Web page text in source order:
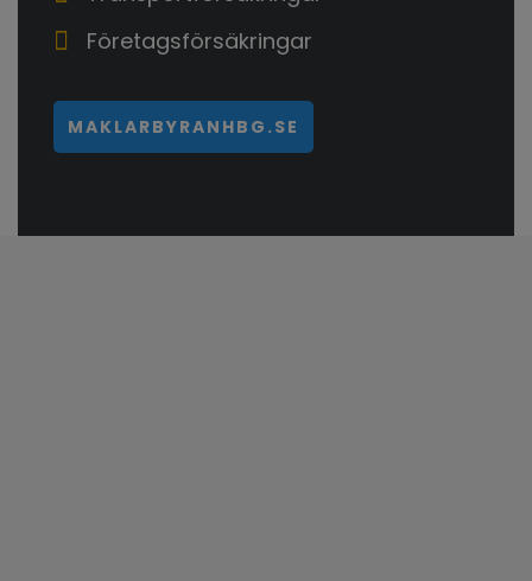
Företagsförsäkringar
MAKLARBYRANHBG.SE